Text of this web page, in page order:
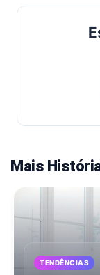
Mais
TENDÊNCIAS